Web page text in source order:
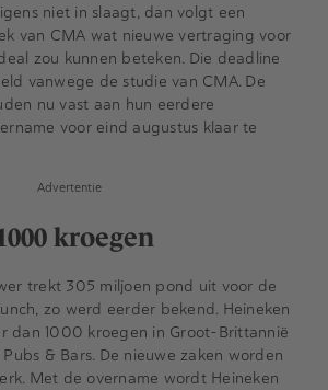
niet in slaagt, dan volgt een
van CMA wat nieuwe vertraging voor
zou kunnen beteken. Die deadline
vanwege de studie van CMA. De
nu vast aan hun eerdere
voor eind augustus klaar te
Advertentie
kroegen
trekt 305 miljoen pond uit voor de
zo werd eerder bekend. Heineken
dan 1000 kroegen in Groot-Brittannië
& Bars. De nieuwe zaken worden
Met de overname wordt Heineken